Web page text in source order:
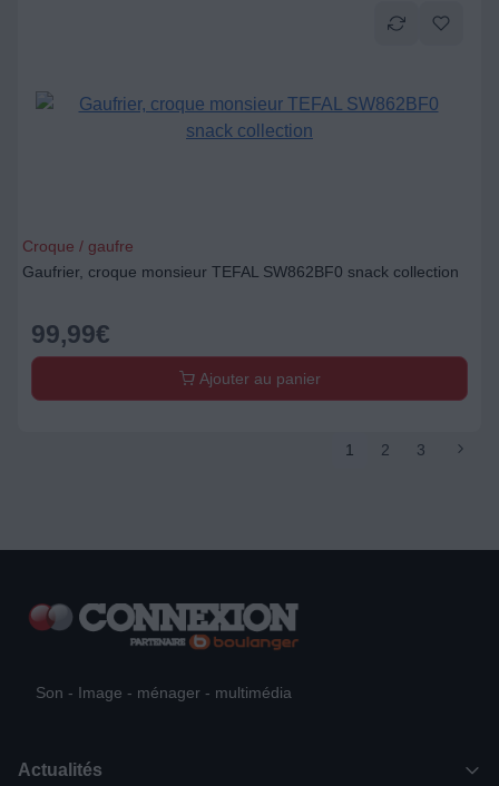
Croque / gaufre
Gaufrier, croque monsieur TEFAL SW862BF0 snack collection
99,99€
Ajouter au panier
1 2 3
Son - Image - ménager - multimédia
Actualités